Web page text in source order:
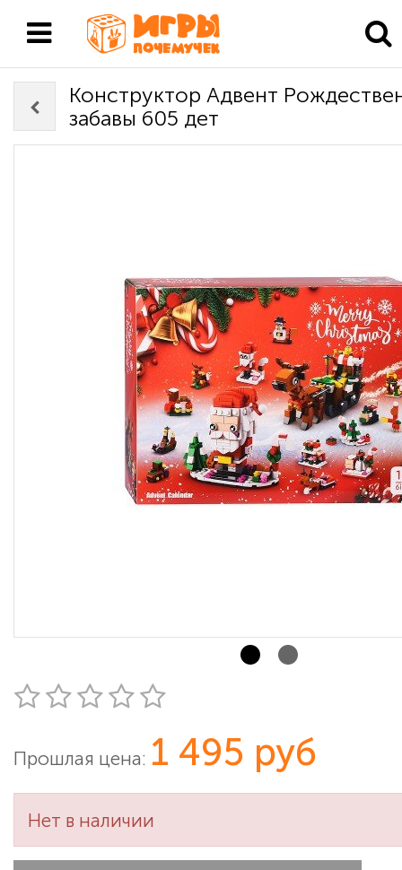
Конструктор Адвент
забавы 605 дет
Прошлая цена: 1 495 руб
Нет в наличии